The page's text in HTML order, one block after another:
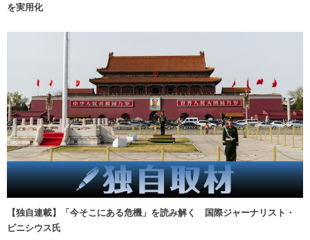
を実用化
【独自連載】「今そこにある危機」を読み解く 国際ジャーナリスト・
ビニシウス氏